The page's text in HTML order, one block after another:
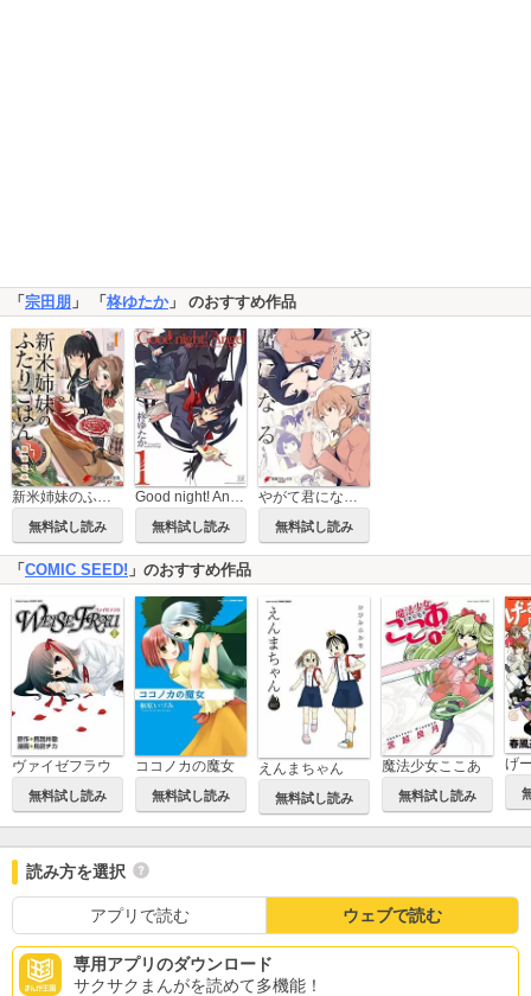
「宗田朋 」 「柊ゆたか」 のおすすめ作品
新米姉妹のふたりごはん
無料試し読み
Good night! Angel
無料試し読み
やがて君になる 公式コミックアンソロジー
無料試し読み
「 COMIC SEED! 」のおすすめ作品
ヴァイゼフラウ
無料試し読み
ココノカの魔女
無料試し読み
えんまちゃん
無料試し読み
魔法少女ここあ
無料試し読み
げ
読み方を選択
アプリで読む ウェブで読む
専用アプリのダウンロード
サクサクまんがを読めて多機能！